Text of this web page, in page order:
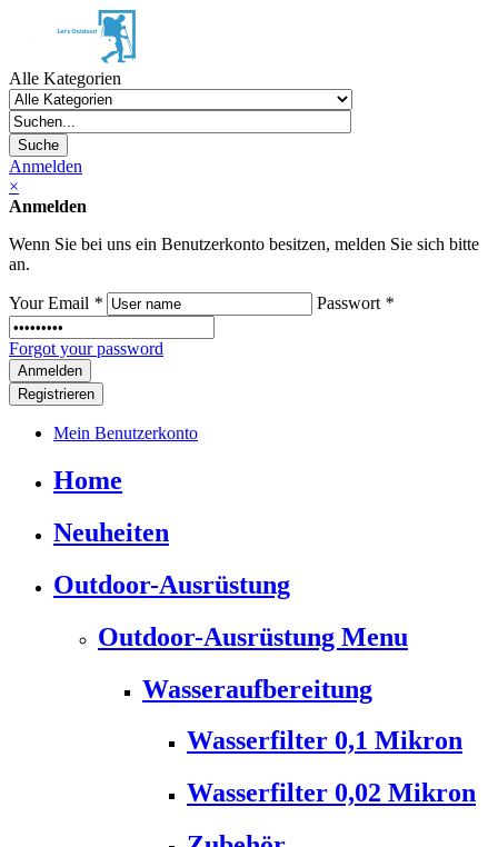
Alle Kategorien
Suche
Anmelden
×
Anmelden
Wenn Sie bei uns ein Benutzerkonto besitzen, melden Sie sich bitte
an.
Your Email * Passwort *
Forgot your password
Registrieren
Mein Benutzerkonto
Home
Neuheiten
Outdoor-Ausrüstung
Outdoor-Ausrüstung Menu
Wasseraufbereitung
Wasserfilter 0,1 Mikron
Wasserfilter 0,02 Mikron